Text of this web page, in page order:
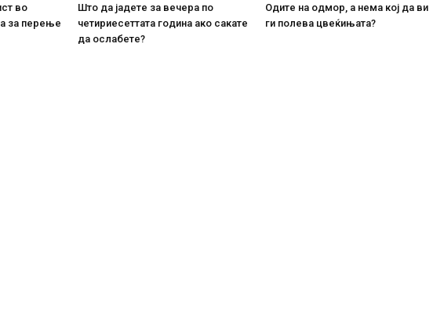
во
за перење
Што да јадете за вечера по
четириесеттата година ако сакате
да ослабете?
Одите на одмор, а нема кој да ви
ги полева цвеќињата?